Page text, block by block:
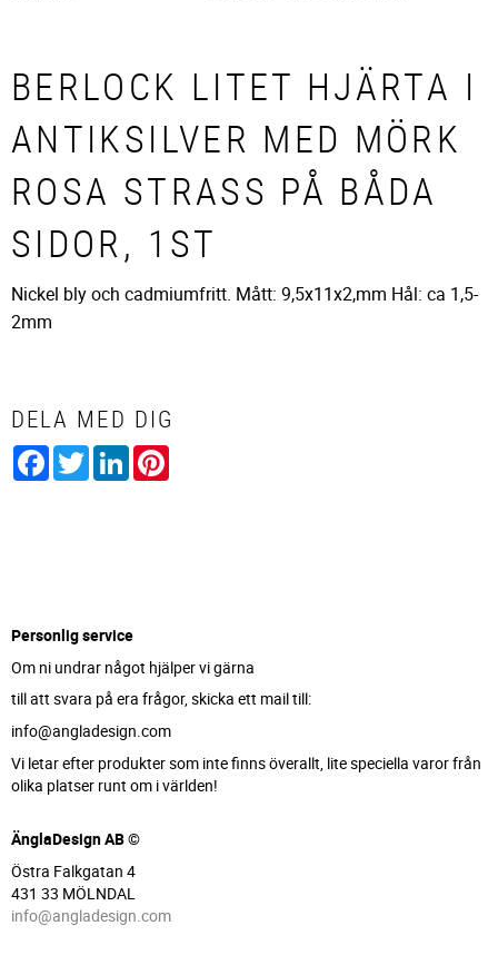
BERLOCK LITET HJÄRTA I
ANTIKSILVER MED MÖRK
ROSA STRASS PÅ BÅDA
SIDOR, 1ST
Nickel bly och cadmiumfritt. Mått: 9,5x11x2,mm Hål: ca 1,5-
2mm
DELA MED DIG
Facebook
TwitterLinkedIn
Personlig service
Om ni undrar något hjälper vi gärna
till att svara på era frågor, skicka ett mail till:
info@angladesign.com
Vi letar efter produkter som inte finns överallt, lite speciella varor från
olika platser runt om i världen!
ÄnglaDesign AB ©
Östra Falkgatan 4
431 33 MÖLNDAL
info@angladesign.com